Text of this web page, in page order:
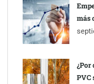
TBKids impulsa su
franquicia que redefine la
la seguridad en las
más
¿Por
PVC